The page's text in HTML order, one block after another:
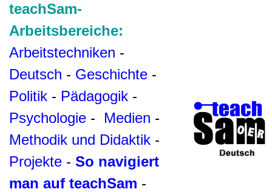
teachSam-
Arbeitsbereiche:
Arbeitstechniken -
Deutsch - Geschichte -
Politik - Pädagogik -
Psychologie - Medien -
Methodik und Didaktik -
Projekte - So navigiert
man auf teachSam -